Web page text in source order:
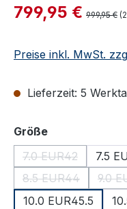
Verkaufspreis:
799,95 € Regulärer
999,95 €
Preise inkl. MwSt.
Lieferzeit: 5
Größeauswählen
7.0 EUR42
(Diese Option
7.5
8.5 EUR44
(Diese Option
9.0
10.0 EUR45.5